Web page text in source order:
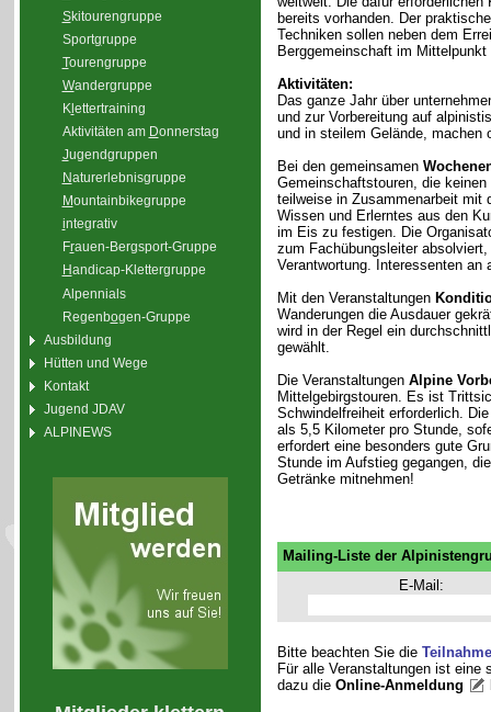
Skitourengruppe
Sportgruppe
Tourengruppe
Wandergruppe
Kl ettertraining
Aktivitäten am Donnerstag
Jugendgruppen
Naturerlebnisgruppe
Mountainbikegruppe
integrativ
Frauen-Bergsport-Gruppe
Handicap-Klettergruppe
Alpennials
Regenbogen-Gruppe
Ausbildung
Hütten und Wege
Kontakt
Jugend JDAV
ALPINEWS
bereits vorhanden. Der
Techniken sollen neben dem
Berggemeinschaft im Mittelpunkt
Aktivitäten:
Das ganze Jahr über
und zur Vorbereitung auf
und in steilem Gelände, machen
Bei den gemeinsamen
Gemeinschaftstouren, die keinen
teilweise in Zusammenarbeit mit
Wissen und Erlerntes aus den
im Eis zu festigen. Die
zum Fachübungsleiter
Verantwortung. Interessenten an
Mit den Veranstaltungen
Wanderungen die Ausdauer
wird in der Regel ein
gewählt.
Die Veranstaltungen Alpine
Mittelgebirgstouren. Es ist
Schwindelfreiheit erforderlich.
als 5,5 Kilometer pro Stunde,
erfordert eine besonders gute
Stunde im Aufstieg gegangen,
Getränke mitnehmen!
Mailing-Liste der
E-Mail:
Bitte beachten Sie die
Für alle Veranstaltungen ist
dazu die Online-Anmeldung